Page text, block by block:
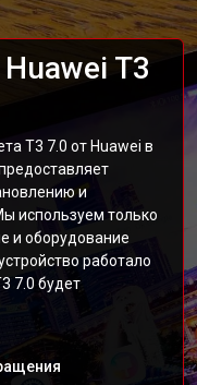
T3
T3 7.0 от Huawei в
и
используем только
и оборудование
работало
7.0 будет